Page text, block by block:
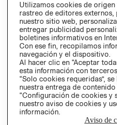
Perú (S/)
CAMBIAR REGIÓN
Utilizamos cookies de
rastreo de editores
nuestro sitio web,
entregar publicidad
boletines informativos en
Con ese fin, recopilamos
navegación y el dispositivo.
Al hacer clic en “Aceptar
esta información con
“Solo cookies requeridas”,
nuestra entrega de
“Configuración de cookies y
nuestro aviso de cookies y
información.
Aviso de